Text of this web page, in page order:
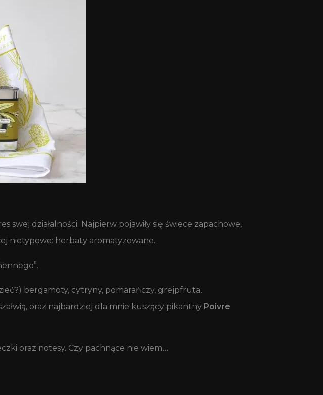
swej działalności. Najpierw pojawiły się świece zapachowe,
nietypowe: herbaty aromatyzowane.
bergamoty, cytryny, pomarańczy, grejpfruta,
oraz najbardziej dla mnie kuszący pikantny Poivre
oraz notesy. Czy pachnące nie wiem…